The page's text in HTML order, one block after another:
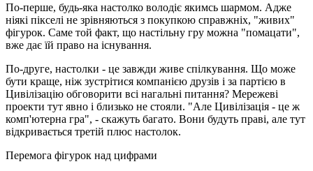
По-перше, будь-яка настолко володіє якимсь шармом. Адже
ніякі пікселі не зрівняються з покупкою справжніх, "живих"
фігурок. Саме той факт, що настільну гру можна "помацати",
вже дає їй право на існування.
По-друге, настолки - це завжди живе спілкування. Що може
бути краще, ніж зустрітися компанією друзів і за партією в
Цивілізацію обговорити всі нагальні питання? Мережеві
проекти тут явно і близько не стояли. "Але Цивілізація - це ж
комп'ютерна гра", - скажуть багато. Вони будуть праві, але тут
відкривається третій плюс настолок.
Перемога фігурок над цифрами